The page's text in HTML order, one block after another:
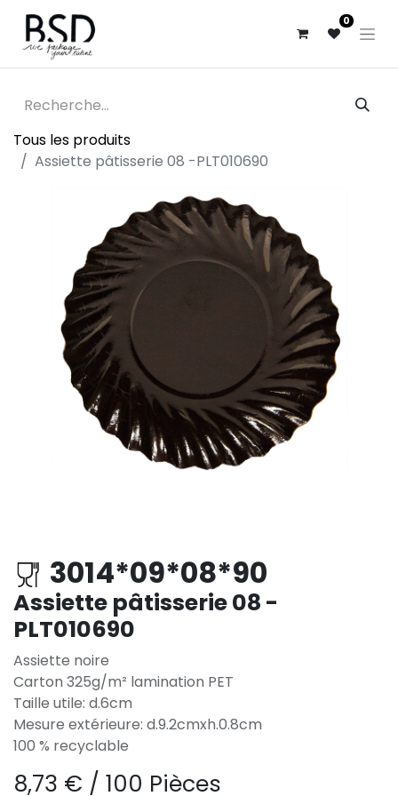
0
Tous les produits
Assiette pâtisserie 08 -PLT010690
3014*09*08*90
Assiette pâtisserie 08 -
PLT010690
Assiette noire
Carton 325g/m² lamination PET
Taille utile: d.6cm
Mesure extérieure: d.9.2cmxh.0.8cm
100 % recyclable
8,73 € / 100 Pièces